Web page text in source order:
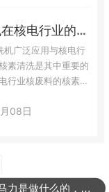
超高压清洗机在核电行业的应用案例
广泛应用与核电行
素清洗是其中重要的
行业核废料的核素清
清除的对象；2、
料核素的清洗方式：
的超高压清洗机，
粘附的…
08日
西马力是做什么的，可以介绍下你们的产品么？